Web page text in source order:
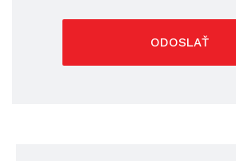
ODOSLAŤ